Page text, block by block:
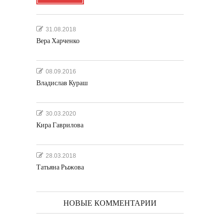
31.08.2018
Вера Харченко
08.09.2016
Владислав Кураш
30.03.2020
Кира Гаврилова
28.03.2018
Татьяна Рыжова
НОВЫЕ КОММЕНТАРИИ